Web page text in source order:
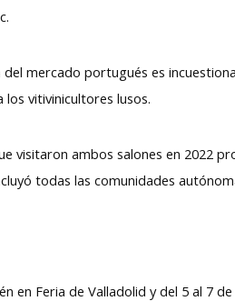
mercado portugués es
vitivinicultores lusos.
visitaron ambos salones en 2022
todas las comunidades
en Feria de Valladolid y del 5 al 7